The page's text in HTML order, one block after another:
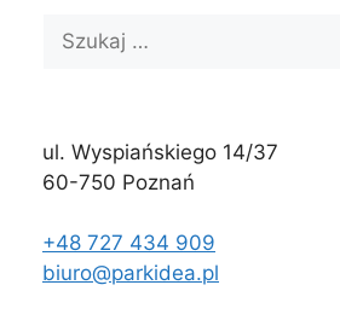
Szukaj:
ul. Wyspiańskiego 14/37
60-750 Poznań
+48 727 434 909
biuro@parkidea.pl